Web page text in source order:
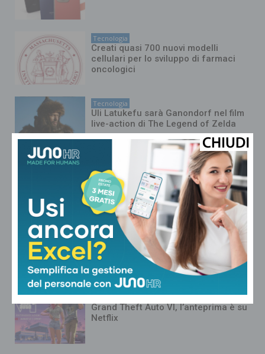
Tecnologia
Creati quasi 700 nuovi modelli
cellulari per lo sviluppo di farmaci
oncologici
Tecnologia
Uli Latukefu sarà Ganondorf nel film
live-action di The Legend of Zelda
Tecnologia
Sviluppato un modello bayesiano per
calcolare la magnitudo dei terremoti
del passato
Tecnologia
COSPAR 2026: sottomarini come
simulatori spaziali, risorse lunari ed
etica dell’intelligenza artificiale
Tecnologia
Grand Theft Auto VI, l’anteprima è su
Netflix